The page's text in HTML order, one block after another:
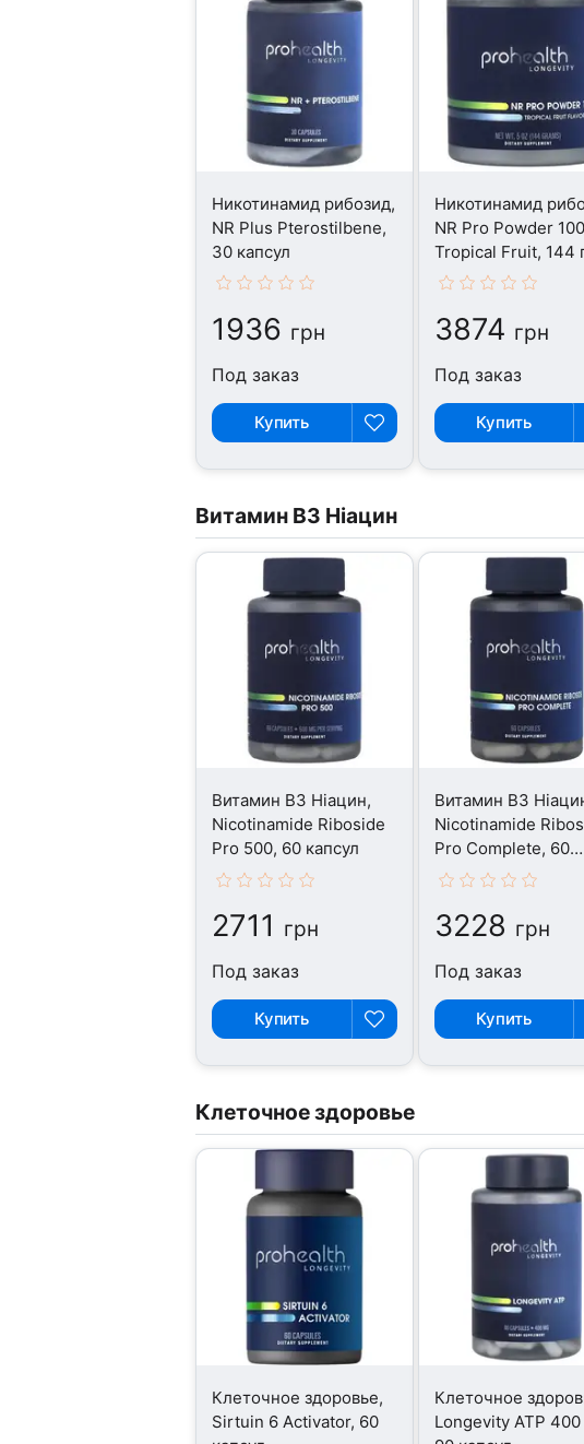
Никотинамид рибозид,
NR Plus Pterostilbene,
30 капсул
1936 грн
Под заказ
Купить
Никотинамид
NR Pro Powder
Tropical Fruit, 144
3874 грн
Под заказ
Купить
Витамин B3 Ніацин
Витамин B3 Ніацин,
Nicotinamide Riboside
Pro 500, 60 капсул
2711 грн
Под заказ
Купить
Витамин B3
Nicotinamide
Pro Complete, 60
капсул
3228 грн
Под заказ
Купить
Клеточное здоровье
Клеточное здоровье,
Sirtuin 6 Activator, 60
Клеточное
Longevity ATP 400